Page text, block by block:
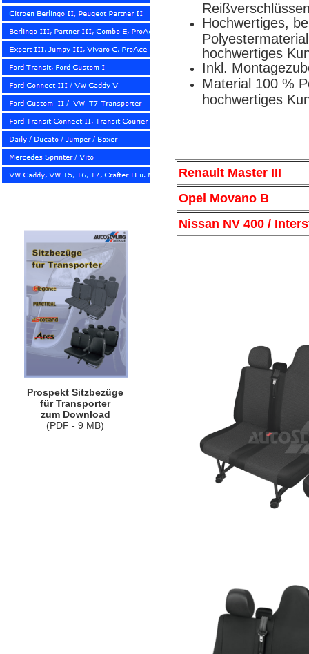
Hochwertiges,
hochwertiges
Inkl.
Material 100 %
hochwertiges
Renault Master III
Opel Movano B
Nissan NV 400 /
Prospekt Sitzbezüge
für Transporter
zum Download
(PDF - 9 MB)